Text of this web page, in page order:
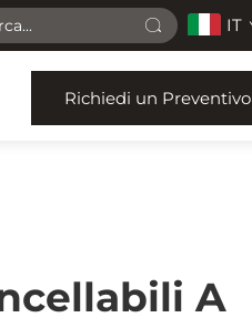
IT
Richiedi un Preventivo
A